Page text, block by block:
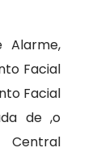
Alarme,
Facial
Facial
de ,o